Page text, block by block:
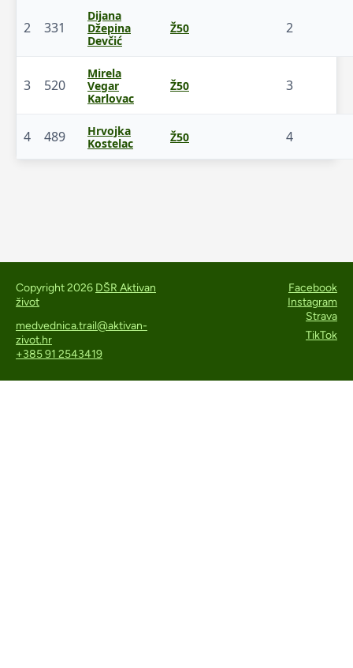
2 331
Dijana
Džepina
Devčić
Ž50 2
3 520
Mirela
Vegar
Karlovac
Ž50 3
4 489
Hrvojka
Kostelac
Ž50 4
Copyright 2026 DŠR Aktivan
život
medvednica.trail@aktivan-
zivot.hr
+385 91 2543419
Facebook
Instagram
Strava
TikTok